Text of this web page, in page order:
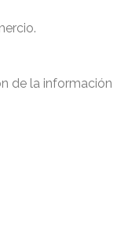
de la información